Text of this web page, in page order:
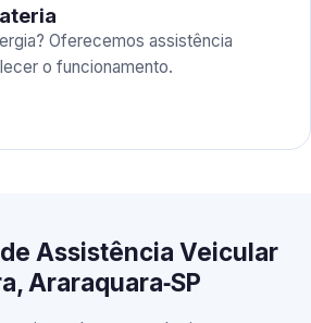
Oferecemos assistência
o funcionamento.
Assistência Veicular
Araraquara‑SP